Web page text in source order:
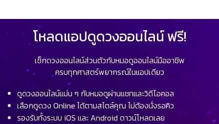
โหลดแอปดูดวงออนไลน์ ฟรี!
เช็กดวงออนไลน์ส่วนตัวกับหมอดูออนไลน์มืออาชีพ
ครบทุกศาสตร์พยากรณ์ในแอปเดียว
ดูดวงออนไลน์แม่น ๆ กับหมอดูผ่านแชทและวิดีโอคอล
เลือกดูดวง Online ได้ตามสไตล์คุณ ไม่ต้องนั่งรอคิว
รองรับทั้งระบบ iOS และ Android ดาวน์โหลดเลย